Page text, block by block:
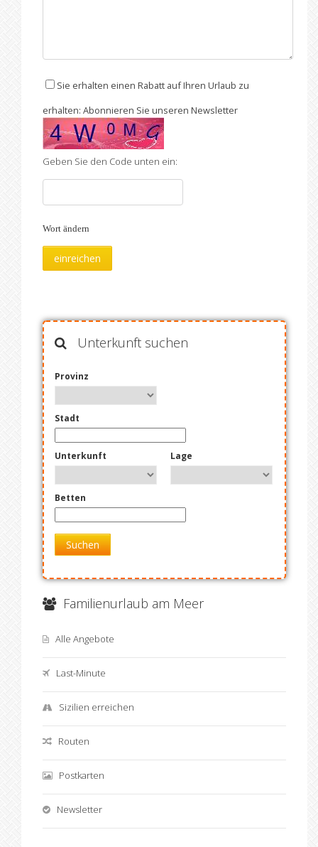
Sie erhalten einen Rabatt auf Ihren Urlaub zu
erhalten: Abonnieren Sie unseren Newsletter
Geben Sie den Code unten ein:
Wort ändern
Unterkunft suchen
Provinz
Stadt
Unterkunft Lage
Betten
Suchen
Familienurlaub am Meer
Alle Angebote
Last-Minute
Sizilien erreichen
Routen
Postkarten
Newsletter